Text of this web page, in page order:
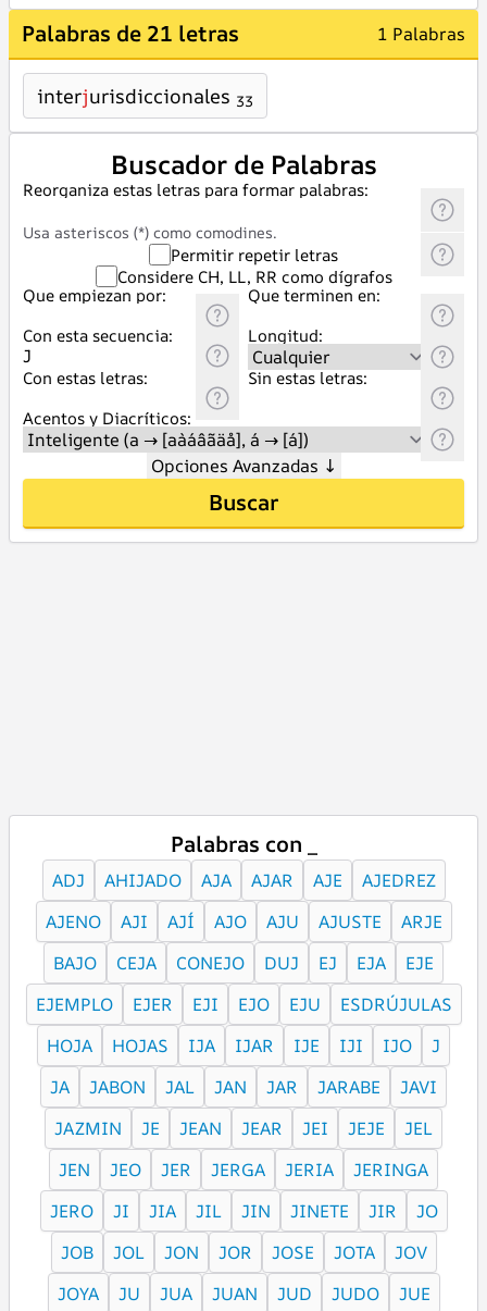
Palabras de 21 letras 1 Palabras
interjurisdiccionales 33
Buscador de Palabras
Reorganiza estas letras para formar palabras:
Usa asteriscos (*) como comodines.
Permitir repetir letras
Considere CH, LL, RR como dígrafos
Que empiezan por:
Que terminen en:
Con esta secuencia:
Longitud:
Con estas letras:
Sin estas letras:
Acentos y Diacríticos:
Opciones Avanzadas ↓
Buscar
Palabras con _
ADJ AHIJADO AJA AJAR AJE
AJEDREZ
AJENO
AJI AJÍ AJO AJU AJUSTE
ARJE
BAJO
CEJA CONEJO DUJ EJ EJA
EJE
EJEMPLO
EJER EJI EJO EJU
ESDRÚJULAS
HOJA
HOJAS IJA IJAR IJE IJI IJO
J
JA
JABON JAL JAN JAR JARABE
JAVI
JAZMIN
JE JEAN JEAR JEI JEJE
JEL
JEN
JEO JER JERGA JERIA
JERINGA
JERO
JI JIA JIL JIN JINETE JIR
JO
JOB
JOL JON JOR JOSE JOTA
JOV
JOYA
JU JUA JUAN JUD JUDO JUE